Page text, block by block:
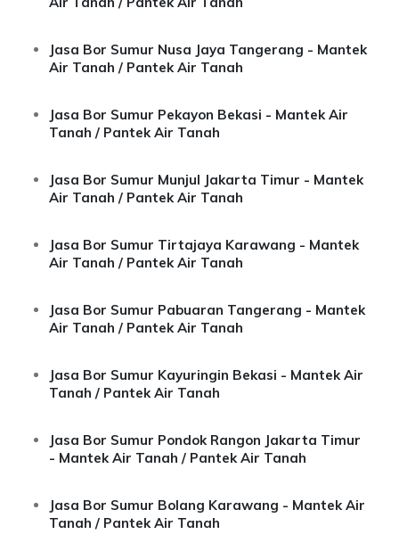
Jasa Bor Sumur Nusa Jaya Tangerang - Mantek
Air Tanah / Pantek Air Tanah
Jasa Bor Sumur Pekayon Bekasi - Mantek Air
Tanah / Pantek Air Tanah
Jasa Bor Sumur Munjul Jakarta Timur - Mantek
Air Tanah / Pantek Air Tanah
Jasa Bor Sumur Tirtajaya Karawang - Mantek
Air Tanah / Pantek Air Tanah
Jasa Bor Sumur Pabuaran Tangerang - Mantek
Air Tanah / Pantek Air Tanah
Jasa Bor Sumur Kayuringin Bekasi - Mantek Air
Tanah / Pantek Air Tanah
Jasa Bor Sumur Pondok Rangon Jakarta Timur
- Mantek Air Tanah / Pantek Air Tanah
Jasa Bor Sumur Bolang Karawang - Mantek Air
Tanah / Pantek Air Tanah